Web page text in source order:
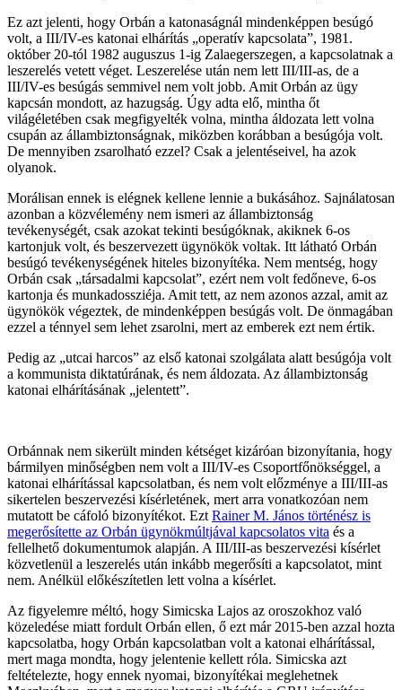
Ez azt jelenti, hogy Orbán a katonaságnál mindenképpen besúgó
volt, a III/IV-es katonai elhárítás „operatív kapcsolata”, 1981.
október 20-tól 1982 auguszus 1-ig Zalaegerszegen, a kapcsolatnak a
leszerelés vetett véget. Leszerelése után nem lett III/III-as, de a
III/IV-es besúgás semmivel nem volt jobb. Amit Orbán az ügy
kapcsán mondott, az hazugság. Úgy adta elő, mintha őt
világéletében csak megfigyelték volna, mintha áldozata lett volna
csupán az állambiztonságnak, miközben korábban a besúgója volt.
De mennyiben zsarolható ezzel? Csak a jelentéseivel, ha azok
olyanok.
Morálisan ennek is elégnek kellene lennie a bukásához. Sajnálatosan
azonban a közvélemény nem ismeri az állambiztonság
tevékenységét, csak azokat tekinti besúgóknak, akiknek 6-os
kartonjuk volt, és beszervezett ügynökök voltak. Itt látható Orbán
besúgó tevékenységének hiteles bizonyítéka. Nem mentség, hogy
Orbán csak „társadalmi kapcsolat”, ezért nem volt fedőneve, 6-os
kartonja és munkadossziéja. Amit tett, az nem azonos azzal, amit az
ügynökök végeztek, de mindenképpen besúgás volt. De önmagában
ezzel a ténnyel sem lehet zsarolni, mert az emberek ezt nem értik.
Pedig az „utcai harcos” az első katonai szolgálata alatt besúgója volt
a kommunista diktatúrának, és nem áldozata. Az állambiztonság
katonai elhárításának „jelentett”.
Orbánnak nem sikerült minden kétséget kizáróan bizonyítania, hogy
bármilyen minőségben nem volt a III/IV-es Csoportfőnökséggel, a
katonai elhárítással kapcsolatban, és nem volt előzménye a III/III-as
sikertelen beszervezési kísérletének, mert arra vonatkozóan nem
mutatott be cáfoló bizonyítékot. Ezt Rainer M. János történész is
megerősítette az Orbán ügynökmúltjával kapcsolatos vita és a
fellelhető dokumentumok alapján. A III/III-as beszervezési kísérlet
közvetlenül a leszerelés után inkább megerősíti a kapcsolatot, mint
nem. Anélkül előkészítetlen lett volna a kísérlet.
Az figyelemre méltó, hogy Simicska Lajos az oroszokhoz való
közeledése miatt fordult Orbán ellen, ő ezt már 2015-ben azzal hozta
kapcsolatba, hogy Orbán kapcsolatban volt a katonai elhárítással,
mert maga mondta, hogy jelentenie kellett róla. Simicska azt
feltételezte, hogy ennek nyomai, bizonyítékai meglehetnek